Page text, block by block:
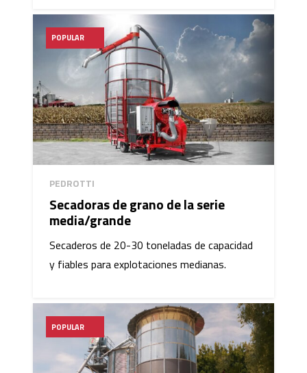
POPULAR
PEDROTTI
Secadoras de grano de la serie
media/grande
Secaderos de 20-30 toneladas de capacidad
y fiables para explotaciones medianas.
POPULAR